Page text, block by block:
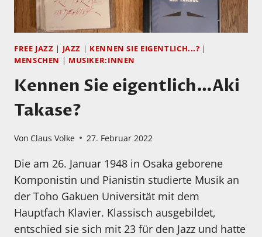
FREE JAZZ | JAZZ | KENNEN SIE EIGENTLICH...? |
MENSCHEN | MUSIKER:INNEN
Kennen Sie eigentlich…Aki
Takase?
Von Claus Volke 27. Februar 2022
Die am 26. Januar 1948 in Osaka geborene
Komponistin und Pianistin studierte Musik an
der Toho Gakuen Universität mit dem
Hauptfach Klavier. Klassisch ausgebildet,
entschied sie sich mit 23 für den Jazz und hatte